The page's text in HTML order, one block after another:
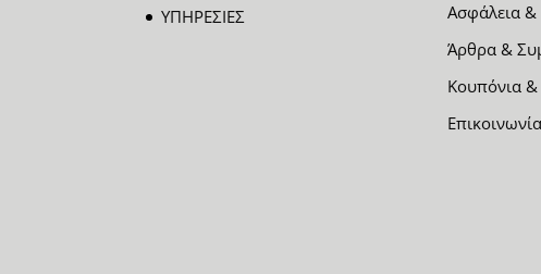
ΥΠΗΡΕΣΙΕΣ
Ασφάλεια
Άρθρα &
Κουπόνια &